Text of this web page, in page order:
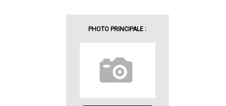
PHOTO PRINCIPALE :